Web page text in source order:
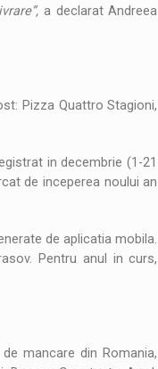
a declarat Andreea
Pizza Quattro Stagioni,
in decembrie (1-21
de inceperea noului an
de aplicatia mobila.
Pentru anul in curs,
mancare din Romania,